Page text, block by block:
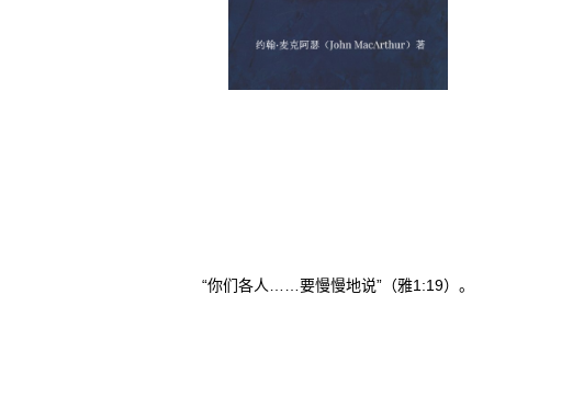
“你们各人……要慢慢地说”（雅1:19）。